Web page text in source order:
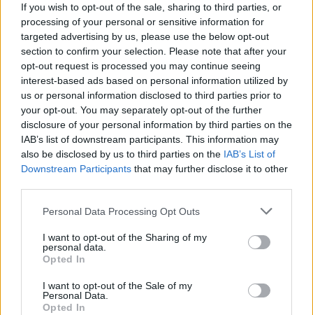
If you wish to opt-out of the sale, sharing to third parties, or
processing of your personal or sensitive information for
targeted advertising by us, please use the below opt-out
section to confirm your selection. Please note that after your
opt-out request is processed you may continue seeing
interest-based ads based on personal information utilized by
us or personal information disclosed to third parties prior to
your opt-out. You may separately opt-out of the further
disclosure of your personal information by third parties on the
IAB’s list of downstream participants. This information may
also be disclosed by us to third parties on the IAB’s List of
Downstream Participants that may further disclose it to other
Personal Data Processing Opt Outs
I want to opt-out of the Sharing of my
personal data.
Opted In
I want to opt-out of the Sale of my
Personal Data.
Opted In